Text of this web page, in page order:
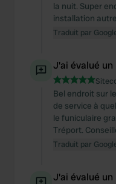
la nuit. Super
installation
Traduit par
J'ai évalué un
Bel endroit sur
de service à
le funiculaire
Tréport.
Traduit par
J'ai évalué un